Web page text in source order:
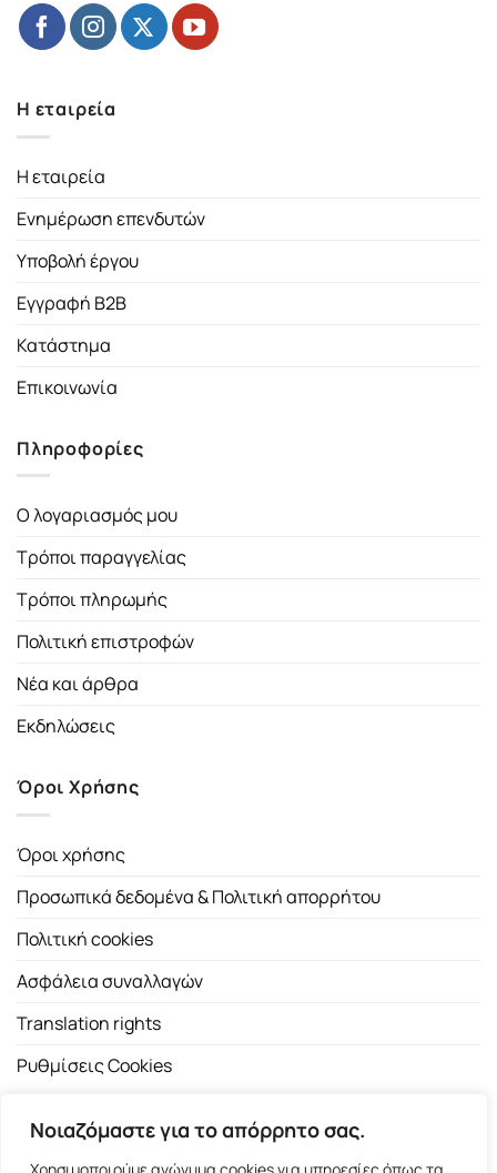
Νοιαζόμαστε για το απόρρητο σας.
Η εταιρεία
Η εταιρεία
Ενημέρωση επενδυτών
Υποβολή έργου
Εγγραφή B2B
Κατάστημα
Επικοινωνία
Πληροφορίες
Ο λογαριασμός μου
Τρόποι παραγγελίας
Τρόποι πληρωμής
Πολιτική επιστροφών
Νέα και άρθρα
Εκδηλώσεις
Όροι Χρήσης
Όροι χρήσης
Προσωπικά δεδομένα & Πολιτική απορρήτου
Πολιτική cookies
Ασφάλεια συναλλαγών
Translation rights
Ρυθμίσεις Cookies